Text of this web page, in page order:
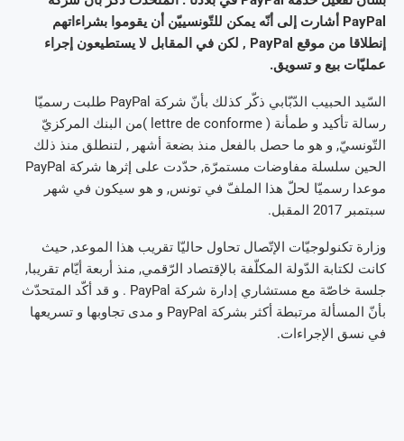
PayPal أشارت إلى أنّه يمكن للتّونسييّن أن يقوموا بشراءاتهم
إنطلاقا من موقع PayPal , لكن في المقابل لا يستطيعون إجراء
عمليّات بيع و تسويق.
السّيد الحبيب الدّبّابي ذكّر كذلك بأنّ شركة PayPal طلبت رسميّا
رسالة تأكيد و طمأنة ( lettre de conforme )من البنك المركزيّ
التّونسيّ, و هو ما حصل بالفعل منذ بضعة أشهر , لتنطلق منذ ذلك
الحين سلسلة مفاوضات مستمرّة, حدّدت على إثرها شركة PayPal
موعدا رسميّا لحلّ هذا الملفّ في تونس, و هو سيكون في شهر
سبتمبر 2017 المقبل.
وزارة تكنولوجيّات الإتّصال تحاول حاليّا تقريب هذا الموعد, حيث
كانت لكتابة الدّولة المكلّفة بالإقتصاد الرّقمي, منذ أربعة أيّام تقريبا,
جلسة خاصّة مع مستشاري إدارة شركة PayPal . و قد أكّد المتحدّث
بأنّ المسألة مرتبطة أكثر بشركة PayPal و مدى تجاوبها و تسريعها
في نسق الإجراءات.